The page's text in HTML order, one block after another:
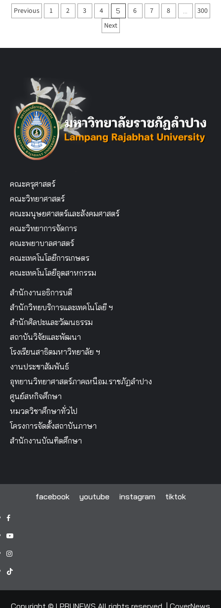
Posts
Previous 1 2 3 4 5 6 7 8 …
300
Next
คณะครุศาสตร์
คณะวิทยาศาสตร์
คณะมนุษยศาสตร์และสังคมศาสตร์
คณะวิทยาการจัดการ
คณะพยาบาลศาสตร์
คณะเทคโนโลยีการเกษตร
คณะเทคโนโลยีอุตสาหกรรม
สำนักงานอธิการบดี
สำนักวิทยบริการและเทคโนโลยี ฯ
สำนักศิลปะและวัฒนธรรม
สถาบันวิจัยและพัฒนา
โรงเรียนสาธิตมหาวิทยาลัย ฯ
งานประชาสัมพันธ์
อุทยานวิทยาศาสตร์ภาคเหนือม.ราชภัฏลำปาง
ศูนย์สหกิจศึกษา
หมวดวิชาศึกษาทั่วไป
โครงการจัดตั้งสถาบันภาษา
สำนักงานบัณฑิตศึกษา
facebook youtube instagram tiktok
facebook
youtube
instagram
tiktok